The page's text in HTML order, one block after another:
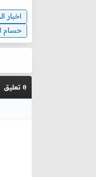
اخبار
حسام
0 تعليق